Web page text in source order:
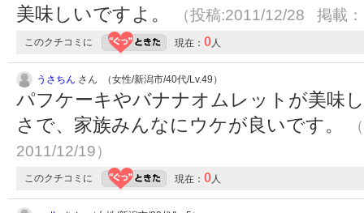
美味しいですよ。
（投稿:2011/12/28 掲載
このクチコミに 現在： 0 人
うさちん さん （女性/新潟市/40代/Lv.49）
パフケーキやバナナオムレットが美味
さで、家族みんなにウケが良いです。
2011/12/19）
このクチコミに 現在： 0 人